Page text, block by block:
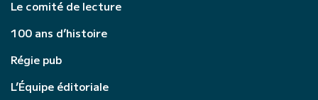
Le comité de lecture
100 ans d’histoire
Régie pub
L’Équipe éditoriale